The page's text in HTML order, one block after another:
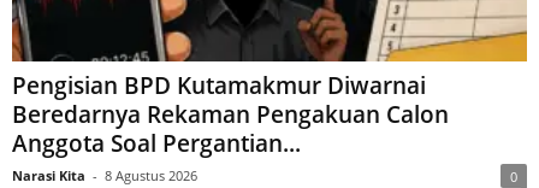
Pengisian BPD Kutamakmur Diwarnai
Beredarnya Rekaman Pengakuan Calon
Anggota Soal Pergantian...
Narasi Kita - 8 Agustus 2026 0